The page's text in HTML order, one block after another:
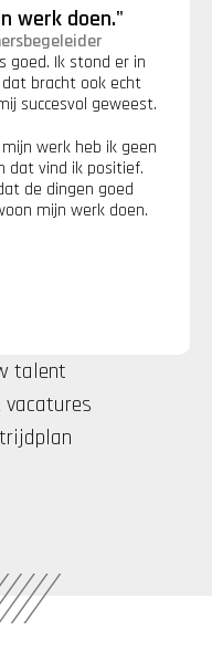
werk doen."
goed. Ik stond er in
bracht ook echt
succesvol geweest.
werk heb ik geen
dat vind ik positief.
de dingen goed
mijn werk doen.
talent
vacatures